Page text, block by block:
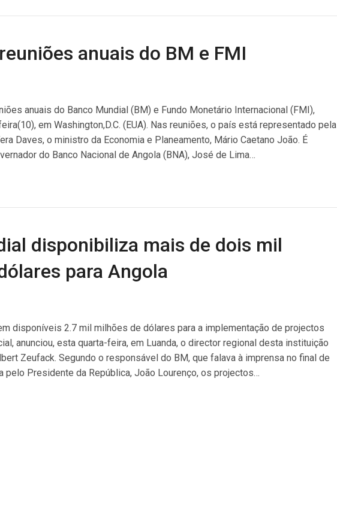
anuais do BM e FMI
anuais do Banco Mundial (BM) e Fundo Monetário Internacional (FMI),
em Washington,D.C. (EUA). Nas reuniões, o país está representado pela
Daves, o ministro da Economia e Planeamento, Mário Caetano João. É
do Banco Nacional de Angola (BNA), José de Lima…
disponibiliza mais de dois mil
para Angola
disponíveis 2.7 mil milhões de dólares para a implementação de projectos
anunciou, esta quarta-feira, em Luanda, o director regional desta instituição
Zeufack. Segundo o responsável do BM, que falava à imprensa no final de
pelo Presidente da República, João Lourenço, os projectos…